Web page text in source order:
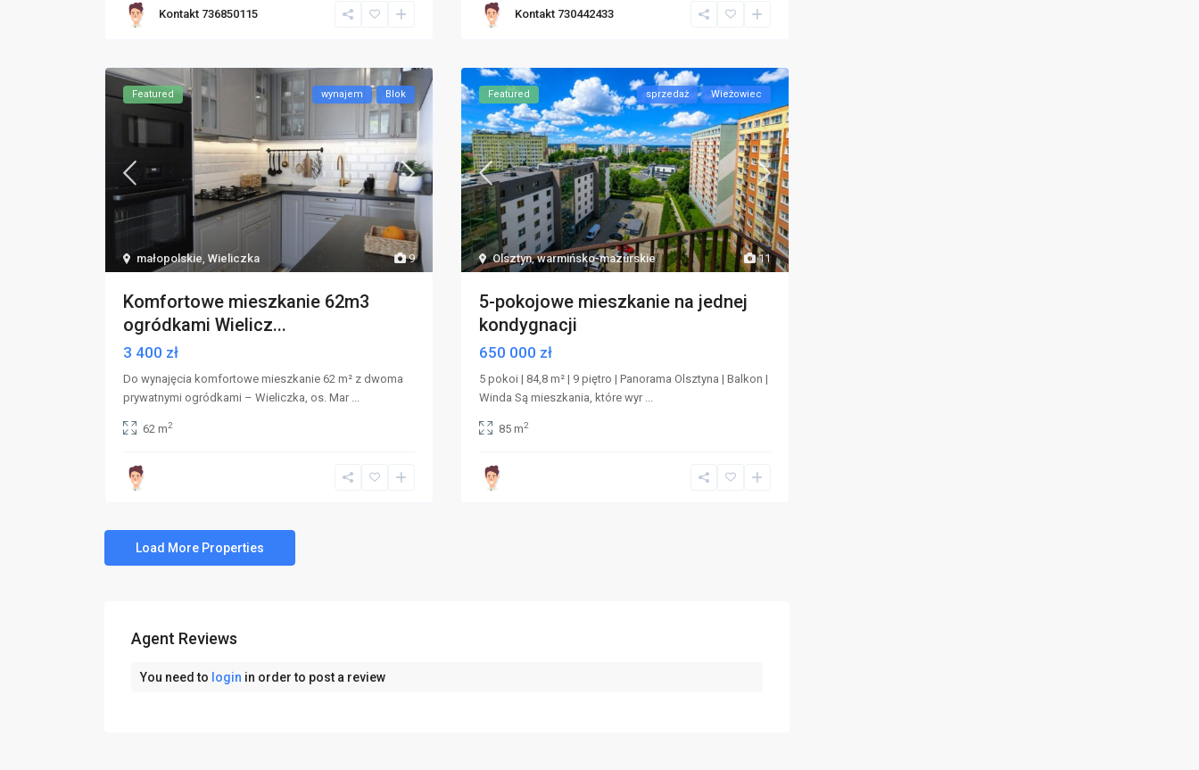
Kontakt 736850115 Kontakt 730442433
9
małopolskie Wieliczka
Featured wynajem Blok
Komfortowe mieszkanie 62m3
ogródkami Wielicz...
3 400 zł
Do wynajęcia komfortowe mieszkanie 62 m² z dwoma
prywatnymi ogródkami – Wieliczka, os. Mar
62 m2
11
Olsztyn,warmińsko-mazurskie
Featured sprzedaż Wieżowiec
5-pokojowe mieszkanie na jednej
kondygnacji
650 000 zł
5 pokoi | 84,8 m² | 9 piętro | Panorama Olsztyna | Balkon |
Winda Są mieszkania, które wyr
85 m2
Agent Reviews
You need to login in order to post a review